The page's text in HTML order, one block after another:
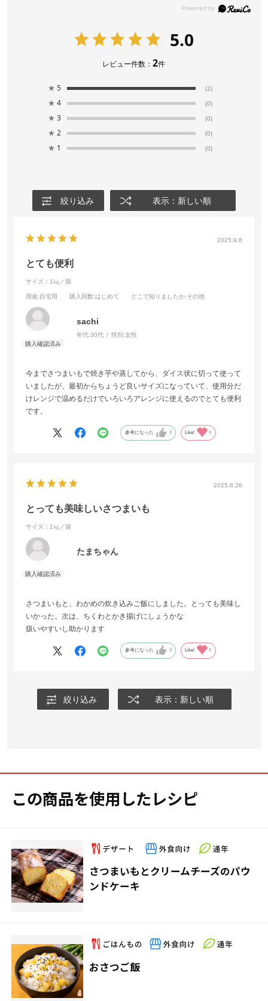
5.0
レビュー件数：2件
★ 5 (2)
★ 4 (0)
★ 3 (0)
★ 2 (0)
★ 1 (0)
絞り込み 表示：新しい順
2025.9.6
とても便利
サイズ：1㎏／袋
用途:自宅用 購入回数:はじめて どこで知りましたか:その他
sachi
年代:30代 性別:女性
今までさつまいもで焼き芋や蒸してから、ダイス状に切って使って
いましたが、最初からちょうど良いサイズになっていて、使用分だ
けレンジで温めるだけでいろいろアレンジに使えるのでとても便利
です。
参考になった 0 Like! 0
2025.8.28
とっても美味しいさつまいも
サイズ：1㎏／袋
たまちゃん
さつまいもと、わかめの炊き込みご飯にしました。とっても美味し
いかった。次は、ちくわとかき揚げにしょうかな
扱いやすいし助かります
参考になった 0 Like! 0
絞り込み 表示：新しい順
この商品を使用したレシピ
さつまいもとクリームチーズのパウ
ンドケーキ
おさつご飯